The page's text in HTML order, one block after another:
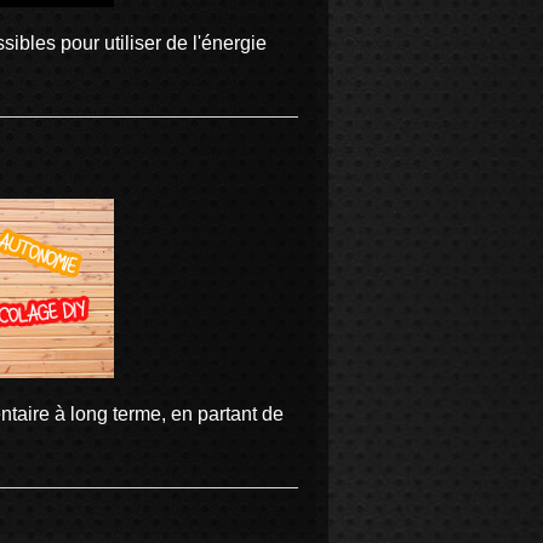
pour utiliser de l'énergie
à long terme, en partant de